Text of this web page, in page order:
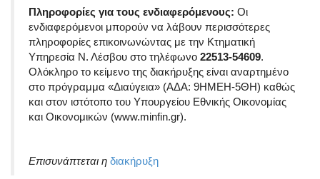
Πληροφορίες για τους ενδιαφερόμενους: Οι
ενδιαφερόμενοι μπορούν να λάβουν περισσότερες
πληροφορίες επικοινωνώντας με την Κτηματική
Υπηρεσία Ν. Λέσβου στο τηλέφωνο 22513-54609.
Ολόκληρο το κείμενο της διακήρυξης είναι αναρτημένο
στο πρόγραμμα «Διαύγεια» (ΑΔΑ: 9ΗΜΕΗ-5ΘΗ) καθώς
και στον ιστότοπο του Υπουργείου Εθνικής Οικονομίας
και Οικονομικών (www.minfin.gr).
Επισυνάπτεται η διακήρυξη